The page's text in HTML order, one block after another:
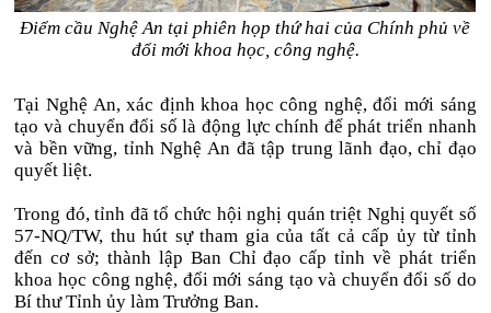
Điểm cầu Nghệ An tại phiên họp thứ hai của Chính phủ về
đổi mới khoa học, công nghệ.
Tại Nghệ An, xác định khoa học công nghệ, đổi mới sáng
tạo và chuyển đổi số là động lực chính để phát triển nhanh
và bền vững, tỉnh Nghệ An đã tập trung lãnh đạo, chỉ đạo
quyết liệt.
Trong đó, tỉnh đã tổ chức hội nghị quán triệt Nghị quyết số
57-NQ/TW, thu hút sự tham gia của tất cả cấp ủy từ tỉnh
đến cơ sở; thành lập Ban Chỉ đạo cấp tỉnh về phát triển
khoa học công nghệ, đổi mới sáng tạo và chuyển đổi số do
Bí thư Tỉnh ủy làm Trưởng Ban.